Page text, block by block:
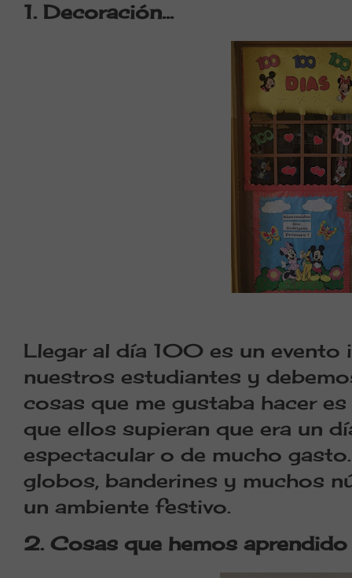
1. Decoración…
Llegar al día 100 es un evento
nuestros estudiantes y
cosas que me gustaba hacer
que ellos supieran que era un
espectacular o de mucho
globos, banderines y muchos
un ambiente festivo.
2. Cosas que hemos